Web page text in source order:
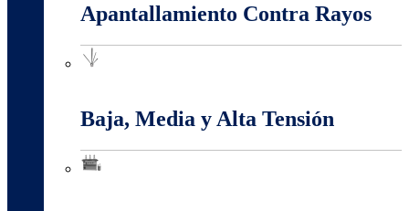
Apantallamiento Contra Rayos
Baja, Media y Alta Tensión